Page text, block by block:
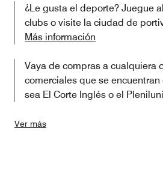
¿Le gusta el deporte? Juegue
clubs o visite la ciudad de
Más información
Vaya de compras a cualquiera
comerciales que se encuentran
sea El Corte Inglés o el
Ver más